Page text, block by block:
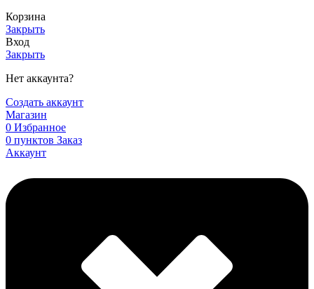
Корзина
Закрыть
Вход
Закрыть
Нет аккаунта?
Создать аккаунт
Магазин
0 Избранное
0 пунктов Заказ
Аккаунт